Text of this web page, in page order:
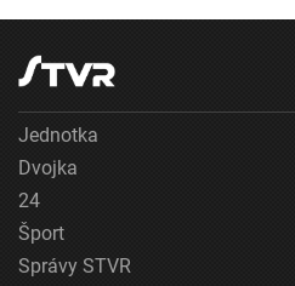
Jednotka
Dvojka
24
Šport
Správy STVR